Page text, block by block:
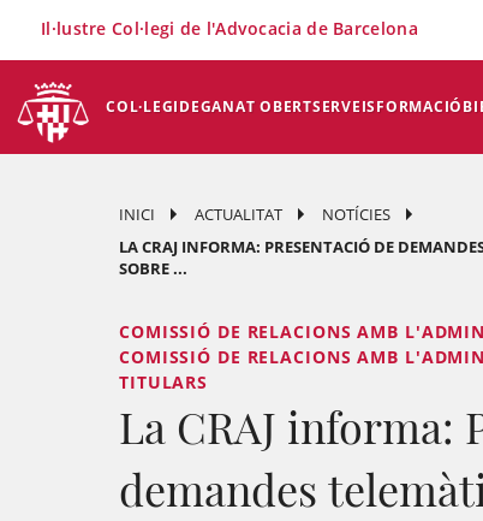
COL·LEGIDEGANAT OBERTSERVEISFORMACIÓ
Il·lustre Col·legi de l'Advocacia de Barcelona
INICI ACTUALITAT
NOTÍCIES
LA CRAJ INFORMA: PRESENTACIÓ DE
SOBRE ...
COMISSIÓ DE RELACIONS AMB
COMISSIÓ DE RELACIONS AMB
TITULARS
La CRAJ informa:
demandes